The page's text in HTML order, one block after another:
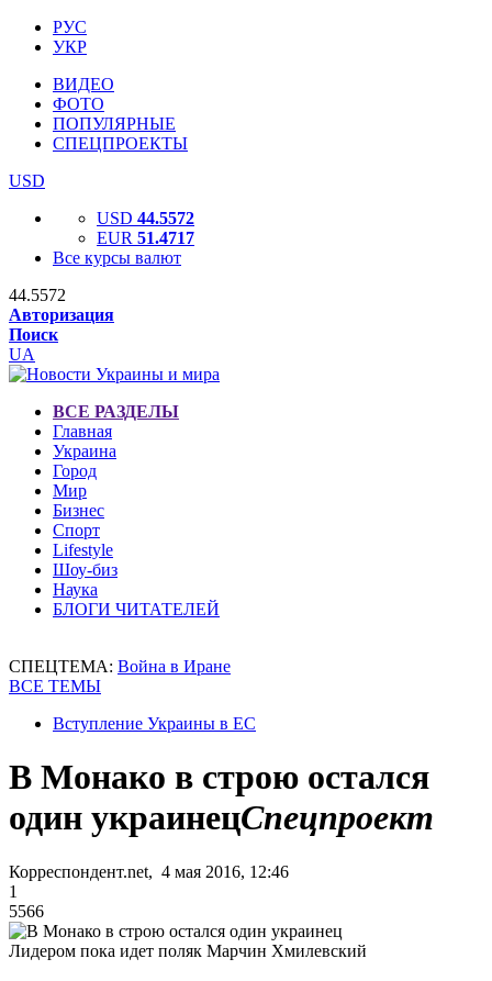
РУС
УКР
ВИДЕО
ФОТО
ПОПУЛЯРНЫЕ
СПЕЦПРОЕКТЫ
USD
USD 44.5572
EUR 51.4717
Все курсы валют
44.5572
Авторизация
Поиск
UA
ВСЕ РАЗДЕЛЫ
Главная
Украина
Город
Мир
Бизнес
Спорт
Lifestyle
Шоу-биз
Наука
БЛОГИ ЧИТАТЕЛЕЙ
СПЕЦТЕМА: Война в Иране
ВСЕ ТЕМЫ
Вступление Украины в ЕС
В Монако в строю остался
один украинецСпецпроект
Корреспондент.net, 4 мая 2016, 12:46
1
5566
Лидером пока идет поляк Марчин Хмилевский